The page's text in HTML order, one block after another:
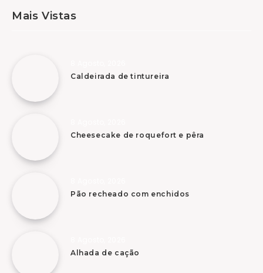
Mais Vistas
Caldeirada de tintureira
Cheesecake de roquefort e pêra
Pão recheado com enchidos
Alhada de cação